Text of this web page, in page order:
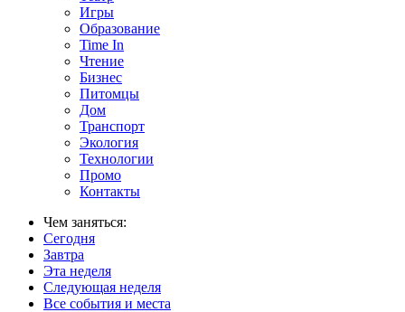
Игры
Образование
Time In
Чтение
Бизнес
Питомцы
Дом
Транспорт
Экология
Технологии
Промо
Контакты
Чем заняться:
Сегодня
Завтра
Эта неделя
Следующая неделя
Все события и места